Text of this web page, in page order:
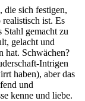
die sich festigen,
ist. Es
Stahl gemacht zu
gelacht und
hat. Schwächen?
Intrigen
haben), aber das
und
kenne und liebe.